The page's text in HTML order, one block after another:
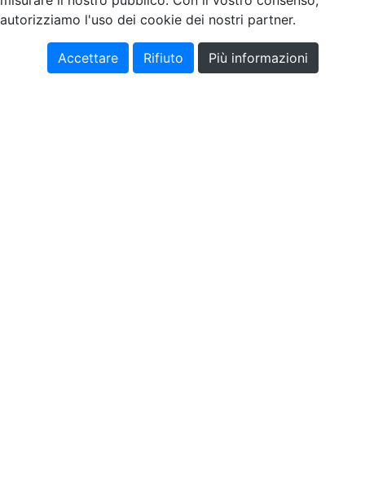
autorizziamo l'uso dei cookie dei nostri partner.
Accettare Rifiuto Più informazioni